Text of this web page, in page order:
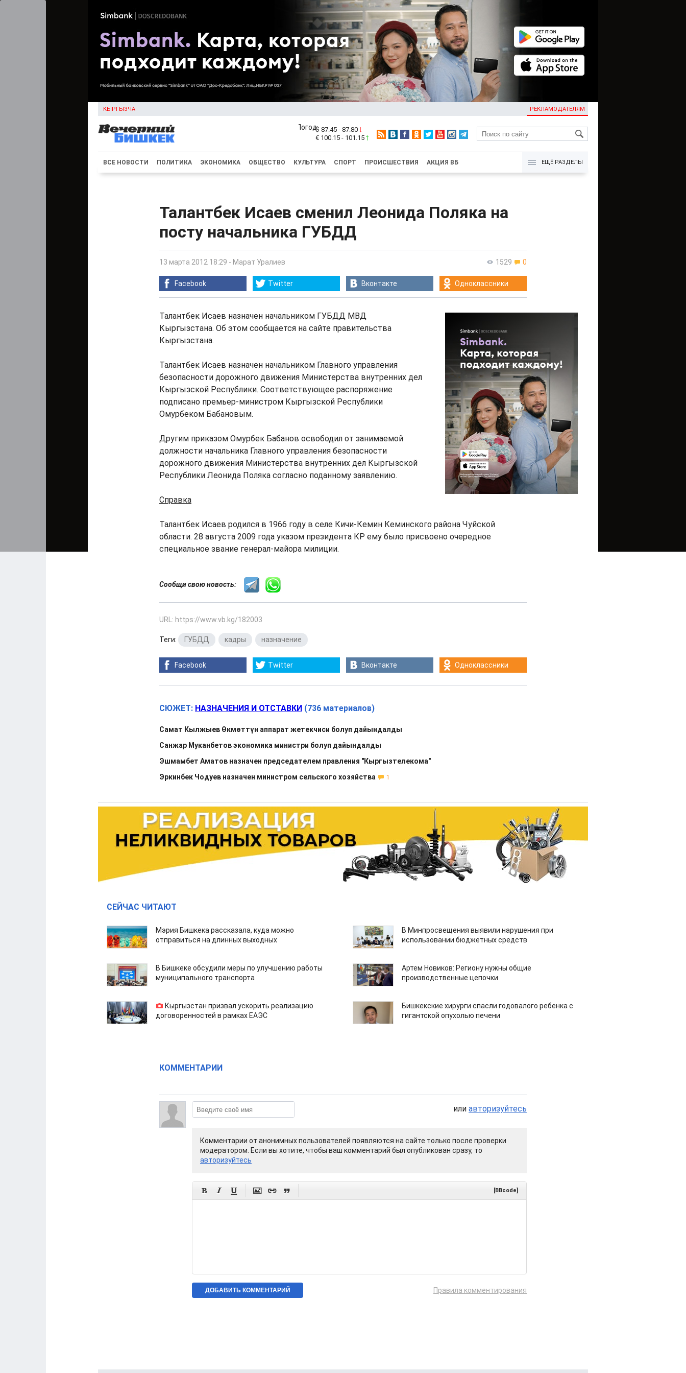
КЫРГЫЗЧА РЕКЛАМОДАТЕЛЯМ
KG
$ 87.45 - 87.80
€ 100.15 - 101.15
ВСЕ НОВОСТИ ПОЛИТИКА ЭКОНОМИКА ОБЩЕСТВО КУЛЬТУРА СПОРТ ПРОИСШЕСТВИЯ АКЦИЯ ВБ ЕЩЁ РАЗДЕЛЫ
Талантбек Исаев сменил Леонида Поляка на
посту начальника ГУБДД
1529 0
13 марта 2012 18:29 - Марат Уралиев
Facebook Twitter Вконтакте Одноклассники
Талантбек Исаев назначен начальником ГУБДД МВД
Кыргызстана. Об этом сообщается на сайте правительства
Кыргызстана.
Талантбек Исаев назначен начальником Главного управления
безопасности дорожного движения Министерства внутренних дел
Кыргызской Республики. Соответствующее распоряжение
подписано премьер-министром Кыргызской Республики
Омурбеком Бабановым.
Другим приказом Омурбек Бабанов освободил от занимаемой
должности начальника Главного управления безопасности
дорожного движения Министерства внутренних дел Кыргызской
Республики Леонида Поляка согласно поданному заявлению.
Справка
Талантбек Исаев родился в 1966 году в селе Кичи-Кемин Кеминского района Чуйской
области. 28 августа 2009 года указом президента КР ему было присвоено очередное
специальное звание генерал-майора милиции.
Сообщи свою новость:
URL: https://www.vb.kg/182003
Теги: ГУБДД кадры назначение
Facebook Twitter Вконтакте Одноклассники
СЮЖЕТ: НАЗНАЧЕНИЯ И ОТСТАВКИ (736 материалов)
Самат Кылжыев Өкмөттүн аппарат жетекчиси болуп дайындалды
Санжар Муканбетов экономика министри болуп дайындалды
Эшмамбет Аматов назначен председателем правления "Кыргызтелекома"
Эркинбек Чодуев назначен министром сельского хозяйства
1
СЕЙЧАС ЧИТАЮТ
Мэрия Бишкека рассказала, куда можно
отправиться на длинных выходных
В Минпросвещения выявили нарушения при
использовании бюджетных средств
В Бишкеке обсудили меры по улучшению работы
муниципального транспорта
Артем Новиков: Региону нужны общие
производственные цепочки
Кыргызстан призвал ускорить реализацию
договоренностей в рамках ЕАЭС
Бишкекские хирурги спасли годовалого ребенка с
гигантской опухолью печени
КОММЕНТАРИИ
или авторизуйтесь
Комментарии от анонимных пользователей появляются на сайте только после проверки
модератором. Если вы хотите, чтобы ваш комментарий был опубликован сразу, то
авторизуйтесь
      [BBcode]
Правила комментирования